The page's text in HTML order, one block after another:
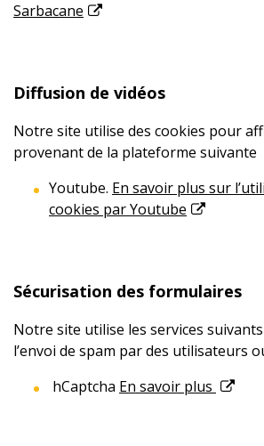
Sarbacane
Diffusion de vidéos
Notre site utilise des cookies pour
provenant de la plateforme suivante
Youtube. En savoir plus sur
cookies par Youtube
Sécurisation des formulaires
Notre site utilise les services
l’envoi de spam par des utilisateurs
hCaptcha En savoir plus